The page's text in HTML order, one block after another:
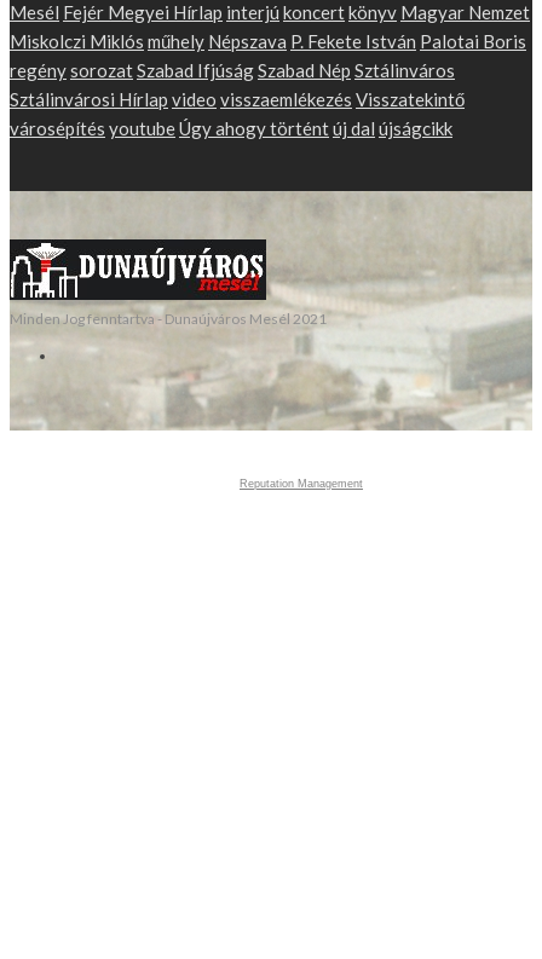
Mesél Fejér Megyei Hírlap interjú koncertkönyv Magyar Nemzet
Miskolczi Miklós műhely Népszava P. Fekete István Palotai Boris
regénysorozatSzabad IfjúságSzabad Nép Sztálinváros
Sztálinvárosi Hírlap video visszaemlékezés Visszatekintő
városépítés youtubeÚgy ahogy történtúj dal újságcikk
Minden Jog fenntartva - Dunaújváros Mesél 2021
Reputation Management